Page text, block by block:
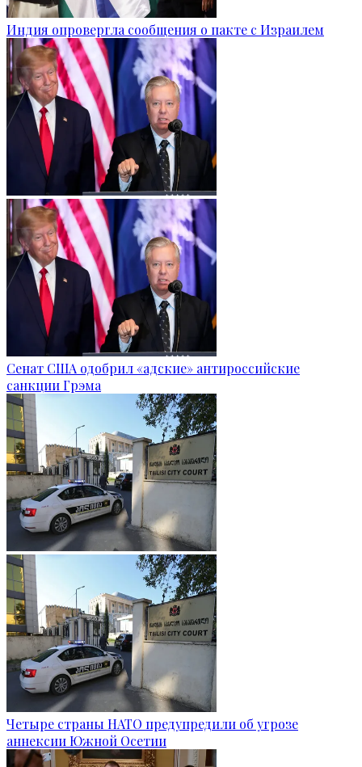
Индия опровергла сообщения о пакте с Израилем
Сенат США одобрил «адские» антироссийские
санкции Грэма
Четыре страны НАТО предупредили об угрозе
аннексии Южной Осетии